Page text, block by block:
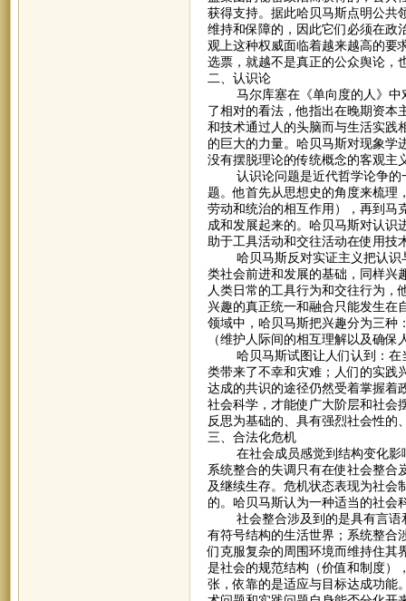
获得支持。据此哈贝马斯点明公共
维持和保障的，因此它们必须在政
观上这种权威面临着越来越高的要
选票，就越不是真正的公众舆论，
二、认识论
马尔库塞在《单向度的人》中对
了相对的看法，他指出在晚期资本
和技术通过人的头脑而与生活实践
的巨大的力量。哈贝马斯对现象学
没有摆脱理论的传统概念的客观主
认识论问题是近代哲学论争的一
题。他首先从思想史的角度来梳理
劳动和统治的相互作用），再到马
成和发展起来的。哈贝马斯对认识
助于工具活动和交往活动在使用技
哈贝马斯反对实证主义把认识与
类社会前进和发展的基础，同样兴
人类日常的工具行为和交往行为
兴趣的真正统一和融合只能发生在
领域中，哈贝马斯把兴趣分为三种
（维护人际间的相互理解以及确
哈贝马斯试图让人们认到：在当
类带来了不幸和灾难；人们的实践
达成的共识的途径仍然受着掌握着
社会科学，才能使广大阶层和社会
反思为基础的、具有强烈社会性的
三、合法化危机
在社会成员感觉到结构变化影响
系统整合的失调只有在使社会整合
及继续生存。危机状态表现为社会
的。哈贝马斯认为一种适当的社会
社会整合涉及到的是具有言语和
有符号结构的生活世界；系统整合
们克服复杂的周围环境而维持住其
是社会的规范结构（价值和制度）
张，依靠的是适应与目标达成功能